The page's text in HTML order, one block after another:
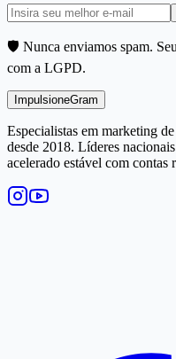
🛡️ Nunca enviamos spam.
com a LGPD.
ImpulsioneGram
Especialistas em marketing
desde 2018. Líderes
acelerado estável com contas